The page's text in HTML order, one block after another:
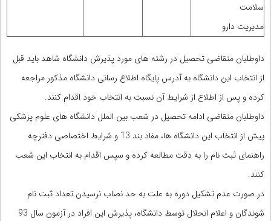
سلامت
مدیریت دارو
داوطلبان متقاضی تحصیل در رشته های مورد پذیرش دانشگاه شاهد باید قبل
از انتخاب این دانشگاه به آدرس پایگاه اطلاع رسانی دانشگاه مذکور مراجعه
کرده و پس از اطلاع از شرایط آن نسبت به انتخاب خود اقدام کنند.
داوطلبان متقاضی ادامه تحصیل در شعب بین الملل دانشگاه های علوم پزشکی
پیش از انتخاب این دانشگاه ها، مفاد بند 13 و شرایط اختصاصی دفترچه
راهنمای ثبت نام را به دقت مطالعه کرده و سپس اقدام به انتخاب این شعب
کنند.
در صورت عدم تشکیل دوره به علت به حد نصاب نرسیدن تعداد ثبت نام
شوندگان و اعلام انحلال توسط دانشگاه، پذیرش این افراد در آزمون سال 93